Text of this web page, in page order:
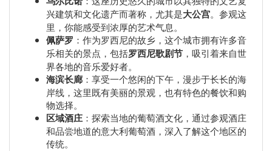
兴建筑和文化遗产而著称，尤其是大公宫。参观这
里，你能感受到浓厚的艺术气息。
佩萨罗 ：作为罗西尼的故乡，这个城市拥有许多音
乐相关的景点，包括罗西尼歌剧节 ，吸引着来自世
界各地的音乐爱好者。
海滨长廊 ：享受一个悠闲的下午，漫步于长长的海
岸线，这里既有美丽的景观，也有特色的餐饮和购
物选择。
区域酒庄 ：探索当地的葡萄酒文化，通过参观酒庄
和品尝地道的意大利葡萄酒，深入了解这个地区的
传统。